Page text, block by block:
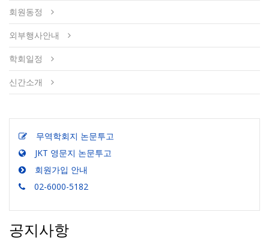
회원동정
외부행사안내
학회일정
신간소개
무역학회지 논문투고
JKT 영문지 논문투고
회원가입 안내
02-6000-5182
공지사항